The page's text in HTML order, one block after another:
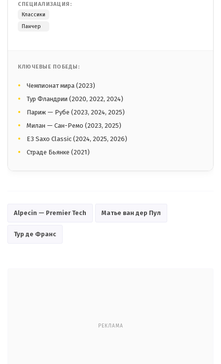
СПЕЦИАЛИЗАЦИЯ:
Классики
Панчер
КЛЮЧЕВЫЕ ПОБЕДЫ:
Чемпионат мира (2023)
Тур Фландрии (2020, 2022, 2024)
Париж — Рубе (2023, 2024, 2025)
Милан — Сан-Ремо (2023, 2025)
E3 Saxo Classic (2024, 2025, 2026)
Страде Бьянке (2021)
Alpecin — Premier Tech Матье ван дер Пул
Тур де Франс
РЕКЛАМА